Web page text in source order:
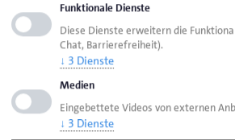
HWK Aurich Ansprechpartner
Nachfolge Personalberatung
Handwerkskammer für Ostfriesland
Straße des Handwerks 2
Funktionale Dienste
Diese Dienste erweitern die
Chat, Barrierefreiheit).
↓ 3 Dienste
Medien
Eingebettete Videos von externen
↓ 3 Dienste